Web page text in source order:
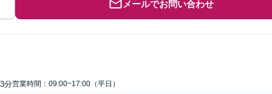
メールでお問い合わせ
分営業時間：09:00~17:00（平日）